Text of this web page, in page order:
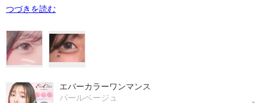
つづきを読む
エバーカラーワンマンス
パールベージュ